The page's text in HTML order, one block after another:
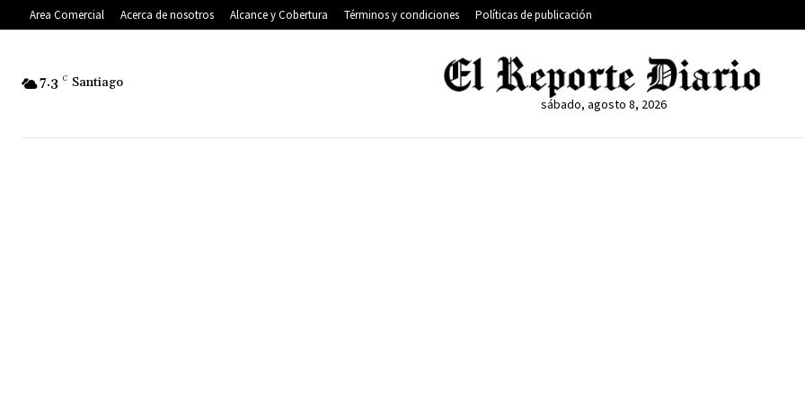
Area Comercial Acerca de nosotros Alcance y Cobertura Términos y condiciones Políticas de publicación
7.3 C Santiago
sábado, agosto 8, 2026